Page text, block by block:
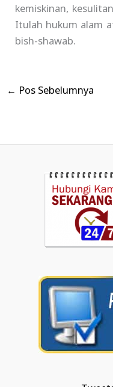
kemiskinan,
Itulah hukum alam
bish-shawab.
← Pos Sebelumnya